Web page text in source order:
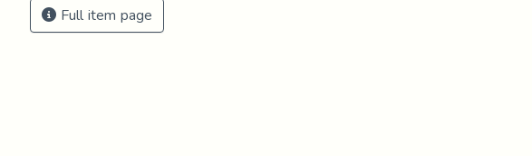
Full item page